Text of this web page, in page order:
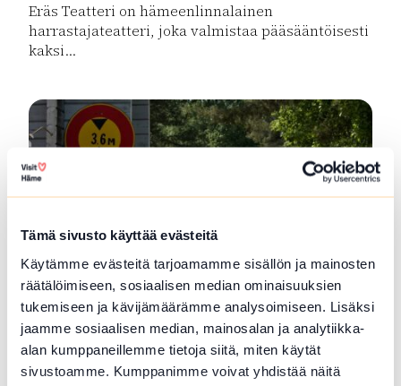
Tämä sivusto käyttää evästeitä
Käytämme evästeitä tarjoamamme sisällön ja mainosten
räätälöimiseen, sosiaalisen median ominaisuuksien
tukemiseen ja kävijämäärämme analysoimiseen. Lisäksi
jaamme sosiaalisen median, mainosalan ja analytiikka-
alan kumppaneillemme tietoja siitä, miten käytät
sivustoamme. Kumppanimme voivat yhdistää näitä
Eräs Teatteri on hämeenlinnalainen
harrastajateatteri, joka valmistaa pääsääntöisesti
kaksi...
SFC Vantaan Talli leirintäalue
Vantaan Talli on ympärivuotinen leirintä-alue
Hausjärven luonnon keskellä Kanta-Hämeessä,...